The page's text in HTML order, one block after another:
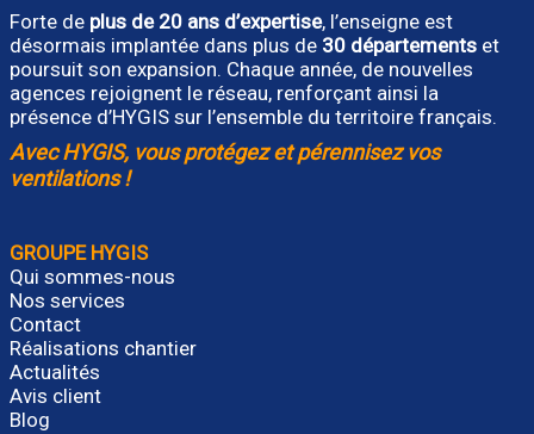
Forte de plus de 20 ans d’expertise, l’enseigne est
désormais implantée dans plus de 30 départements et
poursuit son expansion. Chaque année, de nouvelles
agences rejoignent le réseau, renforçant ainsi la
présence d’HYGIS sur l’ensemble du territoire français.
Avec HYGIS, vous protégez et pérennisez vos
ventilations !
GROUPE HYGIS
Qui sommes-nous
Nos services
Contact
Réalisations chantier
Actualités
Avis client
Blog